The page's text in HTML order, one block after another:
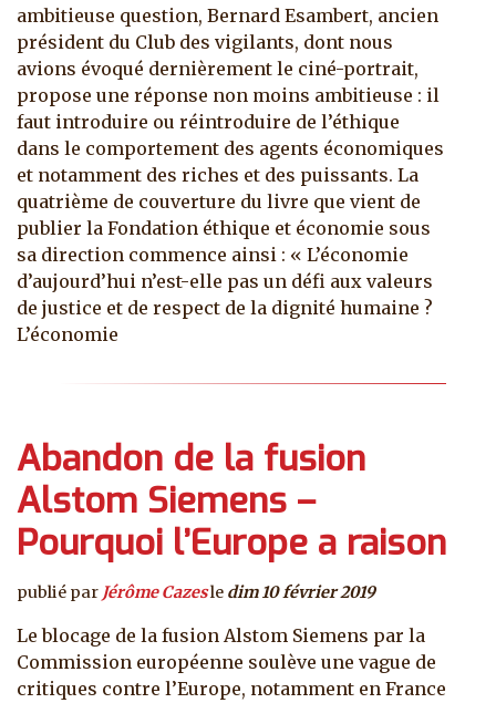
ambitieuse question, Bernard Esambert, ancien
président du Club des vigilants, dont nous
avions évoqué dernièrement le ciné-portrait,
propose une réponse non moins ambitieuse : il
faut introduire ou réintroduire de l’éthique
dans le comportement des agents économiques
et notamment des riches et des puissants. La
quatrième de couverture du livre que vient de
publier la Fondation éthique et économie sous
sa direction commence ainsi : « L’économie
d’aujourd’hui n’est-elle pas un défi aux valeurs
de justice et de respect de la dignité humaine ?
L’économie
Abandon de la fusion
Alstom Siemens –
Pourquoi l’Europe a raison
publié par Jérôme Cazesle dim 10 février 2019
Le blocage de la fusion Alstom Siemens par la
Commission européenne soulève une vague de
critiques contre l’Europe, notamment en France